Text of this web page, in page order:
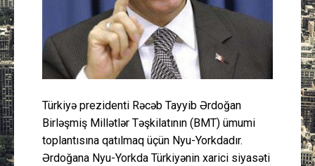
İdman
Layihə
Gündəm
Cəmiyyət
Peşə etikası
Türkiyə prezidenti Rəcəb Tayyib Ərdoğan
Birləşmiş Millətlər Təşkilatının (BMT) ümumi
toplantısına qatılmaq üçün Nyu-Yorkdadır.
Ərdoğana Nyu-Yorkda Türkiyənin xarici siyasəti